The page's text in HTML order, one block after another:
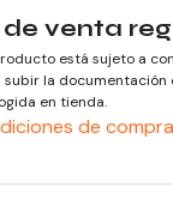
venta
está sujeto a
la
en tienda.
de